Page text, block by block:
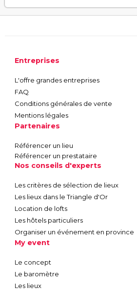
Entreprises
L'offre grandes entreprises
FAQ
Conditions générales de vente
Mentions légales
Partenaires
Référencer un lieu
Référencer un prestataire
Nos conseils d'experts
Les critères de sélection de lieux
Les lieux dans le Triangle d'Or
Location de lofts
Les hôtels particuliers
Organiser un événement en province
My event
Le concept
Le baromètre
Les lieux